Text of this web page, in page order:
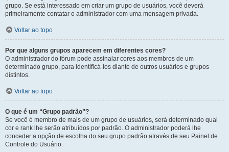
grupo. Se está interessado em criar um grupo de usuários, você deverá
primeiramente contatar o administrador com uma mensagem privada.
Voltar ao topo
Por que alguns grupos aparecem em diferentes cores?
O administrador do fórum pode assinalar cores aos membros de um
determinado grupo, para identificá-los diante de outros usuários e grupos
distintos.
Voltar ao topo
O que é um “Grupo padrão”?
Se você é membro de mais de um grupo de usuários, será determinado qual
cor e rank lhe serão atribuídos por padrão. O administrador poderá lhe
conceder a opção de escolha do seu grupo padrão através de seu Painel de
Controle do Usuário.